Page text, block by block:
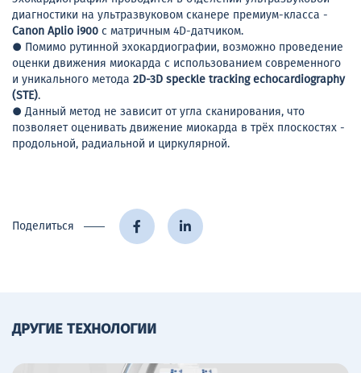
диагностики на ультразвуковом сканере премиум-класса -
Canon Aplio i900 с матричным 4D-датчиком.
● Помимо рутинной эхокардиографии, возможно проведение
оценки движения миокарда с использованием современного
и уникального метода 2D-3D speckle tracking echocardiography
(STE).
● Данный метод не зависит от угла сканирования, что
позволяет оценивать движение миокарда в трёх плоскостях -
продольной, радиальной и циркулярной.
Поделиться
ДРУГИЕ ТЕХНОЛОГИИ